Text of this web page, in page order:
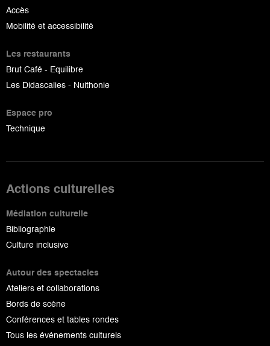
Accès
Mobilité et accessibilité
Les restaurants
Brut Café - Equilibre
Les Didascalies - Nuithonie
Espace pro
Technique
Actions culturelles
Médiation culturelle
Bibliographie
Culture inclusive
Autour des spectacles
Ateliers et collaborations
Bords de scène
Conférences et tables rondes
Tous les événements culturels